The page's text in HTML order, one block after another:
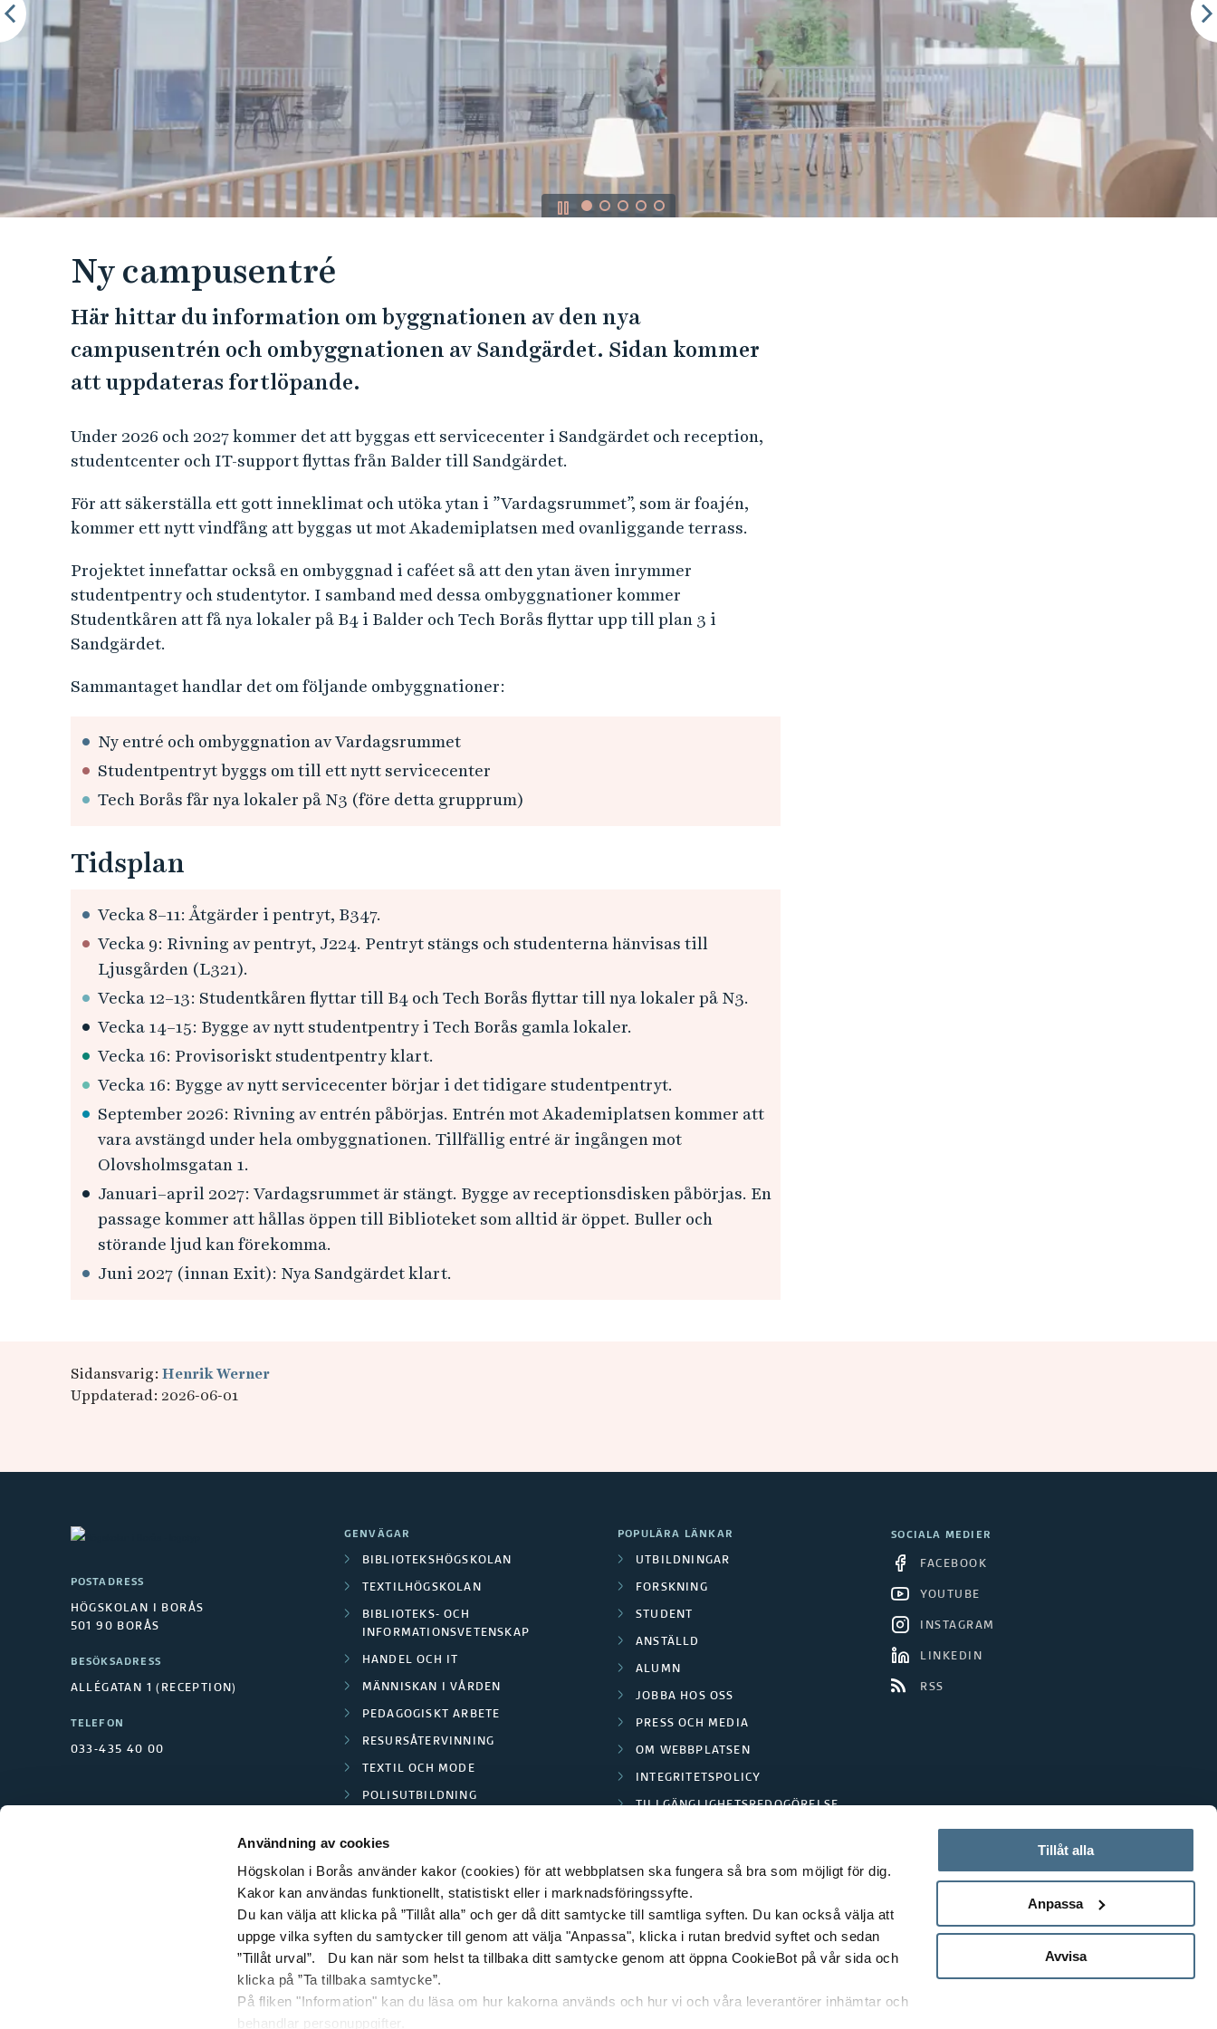
Användning av cookies
Högskolan i Borås använder kakor (cookies) för att webbplatsen ska fungera så bra som möjligt för dig.
Kakor kan användas funktionellt, statistiskt eller i marknadsföringssyfte.
Du kan välja att klicka på ”Tillåt alla” och ger då ditt samtycke till samtliga syften. Du kan också välja att
uppge vilka syften du samtycker till genom att välja "Anpassa", klicka i rutan bredvid syftet och sedan
”Tillåt urval”. Du kan när som helst ta tillbaka ditt samtycke genom att öppna CookieBot på vår sida och
klicka på ”Ta tillbaka samtycke”.
På fliken "Information" kan du läsa om hur kakorna används och hur vi och våra leverantörer inhämtar och
behandlar personuppgifter.
Tillåt alla
Anpassa
Avvisa
e
h
l
e
Ny campusentré
Här hittar du information om byggnationen av den nya
campusentrén och ombyggnationen av Sandgärdet. Sidan kommer
att uppdateras fortlöpande.
Under 2026 och 2027 kommer det att byggas ett servicecenter i Sandgärdet och reception,
studentcenter och IT-support flyttas från Balder till Sandgärdet.
För att säkerställa ett gott inneklimat och utöka ytan i ”Vardagsrummet”, som är foajén,
kommer ett nytt vindfång att byggas ut mot Akademiplatsen med ovanliggande terrass.
Projektet innefattar också en ombyggnad i caféet så att den ytan även inrymmer
studentpentry och studentytor. I samband med dessa ombyggnationer kommer
Studentkåren att få nya lokaler på B4 i Balder och Tech Borås flyttar upp till plan 3 i
Sandgärdet.
Sammantaget handlar det om följande ombyggnationer:
Ny entré och ombyggnation av Vardagsrummet
Studentpentryt byggs om till ett nytt servicecenter
Tech Borås får nya lokaler på N3 (före detta grupprum)
Tidsplan
Vecka 8–11: Åtgärder i pentryt, B347.
Vecka 9: Rivning av pentryt, J224. Pentryt stängs och studenterna hänvisas till
Ljusgården (L321).
Vecka 12–13: Studentkåren flyttar till B4 och Tech Borås flyttar till nya lokaler på N3.
Vecka 14–15: Bygge av nytt studentpentry i Tech Borås gamla lokaler.
Vecka 16: Provisoriskt studentpentry klart.
Vecka 16: Bygge av nytt servicecenter börjar i det tidigare studentpentryt.
September 2026: Rivning av entrén påbörjas. Entrén mot Akademiplatsen kommer att
vara avstängd under hela ombyggnationen. Tillfällig entré är ingången mot
Olovsholmsgatan 1.
Januari–april 2027: Vardagsrummet är stängt. Bygge av receptionsdisken påbörjas. En
passage kommer att hållas öppen till Biblioteket som alltid är öppet. Buller och
störande ljud kan förekomma.
Juni 2027 (innan Exit): Nya Sandgärdet klart.
Sidansvarig: Henrik Werner
Uppdaterad: 2026-06-01
POSTADRESS
HÖGSKOLAN I BORÅS
501 90 BORÅS
BESÖKSADRESS
ALLÉGATAN 1 (RECEPTION)
TELEFON
033-435 40 00
GENVÄGAR
BIBLIOTEKSHÖGSKOLAN
TEXTILHÖGSKOLAN
BIBLIOTEKS- OCH
INFORMATIONSVETENSKAP
HANDEL OCH IT
MÄNNISKAN I VÅRDEN
PEDAGOGISKT ARBETE
RESURSÅTERVINNING
TEXTIL OCH MODE
POLISUTBILDNING
POPULÄRA LÄNKAR
UTBILDNINGAR
FORSKNING
STUDENT
ANSTÄLLD
ALUMN
JOBBA HOS OSS
PRESS OCH MEDIA
OM WEBBPLATSEN
INTEGRITETSPOLICY
TILLGÄNGLIGHETSREDOGÖRELSE
SOCIALA MEDIER
FACEBOOK
YOUTUBE
INSTAGRAM
LINKEDIN
RSS
© 2026 HÖGSKOLAN I BORÅS